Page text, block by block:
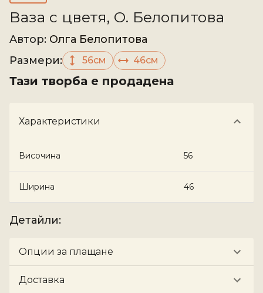
Ваза с цветя, О. Белопитова
Aвтор: Олга Белопитова
Размери: 56см 46см
Тази творба е продадена
Характеристики
Височина 56
Ширина 46
Детайли:
Опции за плащане
Доставка